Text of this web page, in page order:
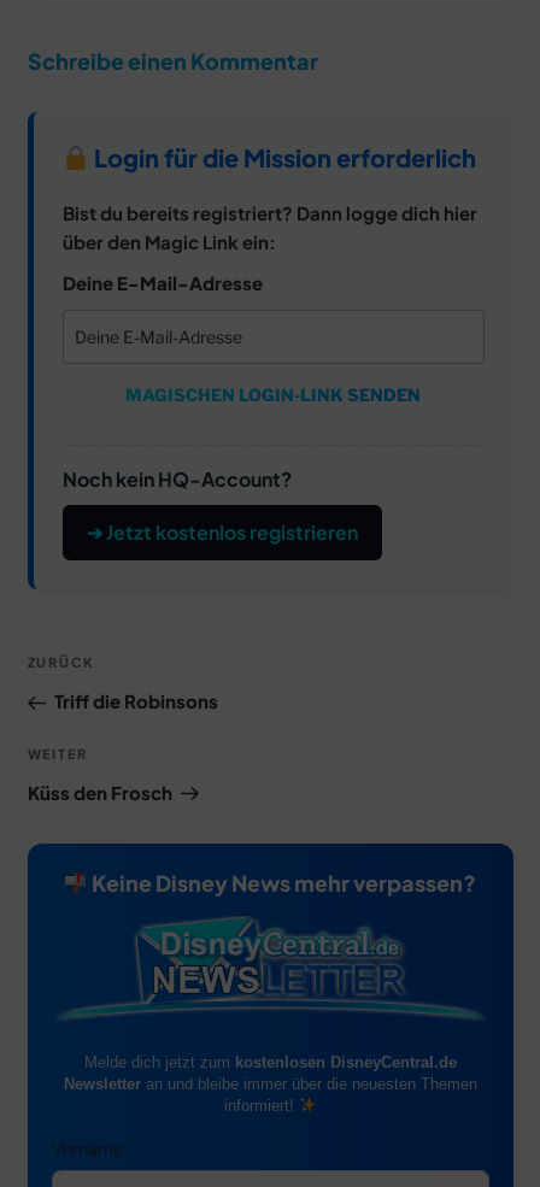
Schreibe einen Kommentar
Login für die Mission erforderlich
Bist du bereits registriert? Dann logge dich hier
über den Magic Link ein:
Deine E-Mail-Adresse
MAGISCHEN LOGIN-LINK SENDEN
Noch kein HQ-Account?
➔ Jetzt kostenlos registrieren
Beitragsnavigation
Vorheriger
Beitrag
ZURÜCK
Triff die Robinsons
Nächster
Beitrag
WEITER
Küss den Frosch
Keine Disney News mehr verpassen?
Melde dich jetzt zum kostenlosen DisneyCentral.de
Newsletteran und bleibe immer über die neuesten Themen
informiert!
Vorname